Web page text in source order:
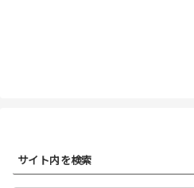
サイト内を検索